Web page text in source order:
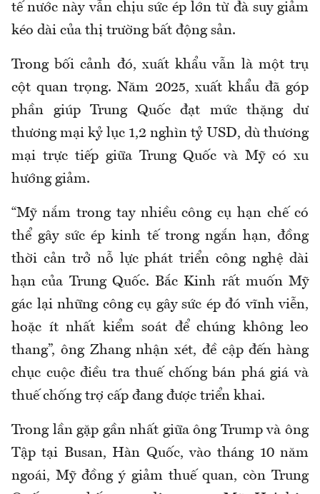
tế nước này vẫn chịu sức ép lớn từ đà suy giảm
kéo dài của thị trường bất động sản.
Trong bối cảnh đó, xuất khẩu vẫn là một trụ
cột quan trọng. Năm 2025, xuất khẩu đã góp
phần giúp Trung Quốc đạt mức thặng dư
thương mại kỷ lục 1,2 nghìn tỷ USD, dù thương
mại trực tiếp giữa Trung Quốc và Mỹ có xu
hướng giảm.
“Mỹ nắm trong tay nhiều công cụ hạn chế có
thể gây sức ép kinh tế trong ngắn hạn, đồng
thời cản trở nỗ lực phát triển công nghệ dài
hạn của Trung Quốc. Bắc Kinh rất muốn Mỹ
gác lại những công cụ gây sức ép đó vĩnh viễn,
hoặc ít nhất kiểm soát để chúng không leo
thang”, ông Zhang nhận xét, đề cập đến hàng
chục cuộc điều tra thuế chống bán phá giá và
thuế chống trợ cấp đang được triển khai.
Trong lần gặp gần nhất giữa ông Trump và ông
Tập tại Busan, Hàn Quốc, vào tháng 10 năm
ngoái, Mỹ đồng ý giảm thuế quan, còn Trung